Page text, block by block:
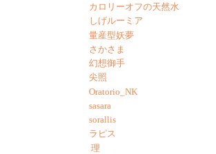
カロリーオフの天然水
しげルーミア
量産型妖夢
さかさま
幻想御手
尖照
Oratorio_NK
sasara
sorallis
ラピス
理